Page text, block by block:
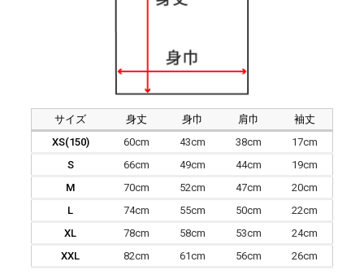
サイズ 身丈 身巾 肩巾
袖丈
XS(150)
60cm 43cm 38cm
17cm
S
66cm 49cm 44cm
19cm
M
70cm 52cm 47cm
20cm
L
74cm 55cm 50cm
22cm
XL
78cm 58cm 53cm
24cm
XXL
82cm 61cm 56cm 26cm